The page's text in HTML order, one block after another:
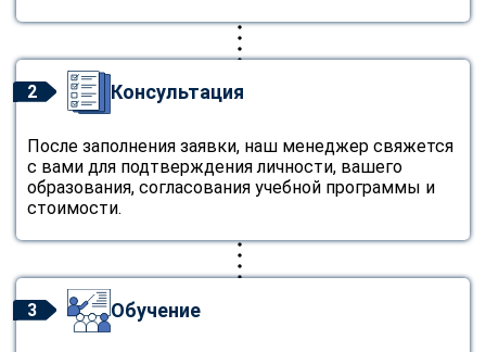
2 Консультация
После заполнения заявки, наш менеджер свяжется
с вами для подтверждения личности, вашего
образования, согласования учебной программы и
стоимости.
3 Обучение